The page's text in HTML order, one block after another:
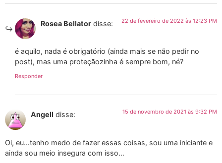
Rosea Bellator disse: 22 de fevereiro de 2022 às 12:23 PM
é aquilo, nada é obrigatório (ainda mais se não pedir no
post), mas uma proteçãozinha é sempre bom, né?
Responder
Angell disse: 15 de novembro de 2021 às 9:32 PM
Oi, eu…tenho medo de fazer essas coisas, sou uma iniciante e
ainda sou meio insegura com isso…